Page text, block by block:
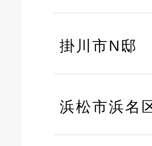
掛川市N邸
浜松市浜名